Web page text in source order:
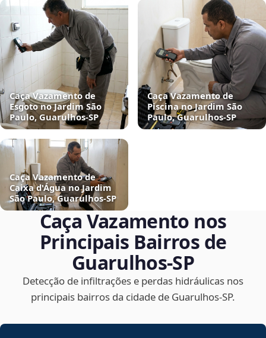
Caça Vazamento de
Esgoto no Jardim São
Paulo, Guarulhos‑SP
Caça Vazamento de
Piscina no Jardim São
Paulo, Guarulhos‑SP
Caça Vazamento de
Caixa d'Água no Jardim
São Paulo, Guarulhos‑SP
Caça Vazamento nos
Principais Bairros de
Guarulhos‑SP
Detecção de infiltrações e perdas hidráulicas nos
principais bairros da cidade de Guarulhos‑SP.